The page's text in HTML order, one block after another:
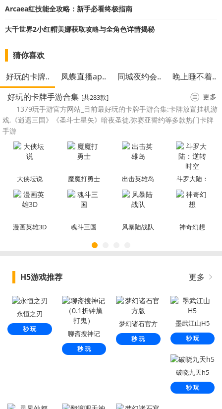
Arcaea红技能全攻略：新手必看终极指南
大千世界2小红帽美娜获取攻略与全角色详情揭秘
猜你喜欢
好玩的卡牌..
凤蝶直播ap.. 同城夜约会..
晚上睡不着..
好玩的卡牌手游合集 [共283款]
更多
1379玩手游官方网站_目前最好玩的卡牌手游合集:卡牌放置挂机游
戏,《逍遥三国》《圣斗士星矢》暗夜圣徒,弥赛亚誓约等多款热门卡牌
手游
大侠坛说 魔魔打勇士 出击英雄岛 斗罗大陆：
漫画英雄3D 魂斗三国 风暴陆战队 神奇幻想
H5游戏推荐 更多
永恒之刃
秒 玩
聊斋搜神记
（0.1折钟馗打
鬼）
秒 玩
梦幻诸石官方
版
秒 玩
墨武江山H5
秒 玩
破晓九天h5
秒 玩